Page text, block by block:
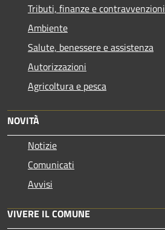
Tributi, finanze e contravvenzioni
Ambiente
Salute, benessere e assistenza
Autorizzazioni
Agricoltura e pesca
NOVITÀ
Notizie
Comunicati
Avvisi
VIVERE IL COMUNE